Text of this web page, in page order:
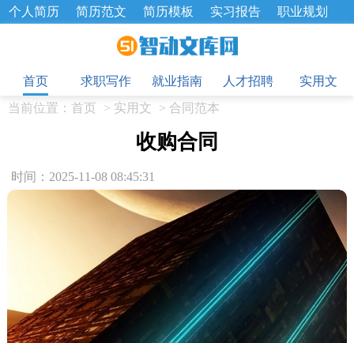
个人简历 简历范文 简历模板 实习报告
职业规划
招聘选拔 绩效考核 企业文化
工作总结
辞职报告
首页
求职写作 就业指南 人才招聘
实用文
当前位置： 首页 > 实用文 > 合同范本
收购合同
时间：2025-11-08 08:45:31